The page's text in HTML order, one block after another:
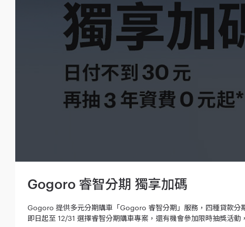
Gogoro 睿智分期 獨享加碼
Gogoro 提供多元分期購車「Gogoro 睿智分期」服務，四種貸款
即日起至 12/31 選擇睿智分期購車專案，還有機會參加限時抽獎活動